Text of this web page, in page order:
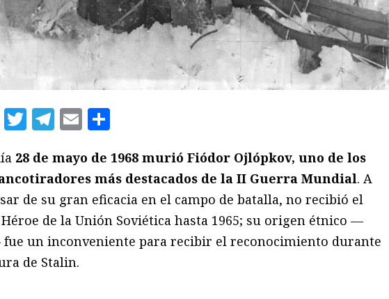
Facebook
Twitter
Telegram
Email
28 de mayo de 1968 murió Fiódor Ojlópkov, uno de los
más destacados de la II Guerra Mundial. A
de su gran eficacia en el campo de batalla, no recibió el
de la Unión Soviética hasta 1965; su origen étnico —
un inconveniente para recibir el reconocimiento durante
de Stalin.